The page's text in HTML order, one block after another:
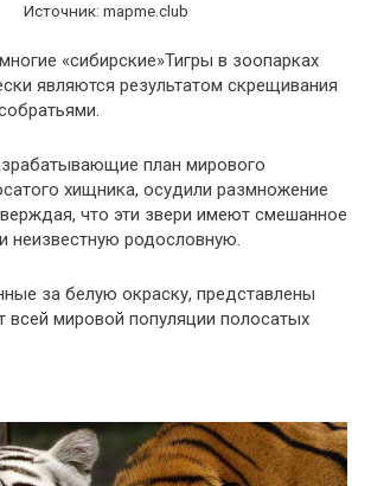
Источник: mapme.club
«сибирские»Тигры в зоопарках
являются результатом скрещивания
план мирового
хищника, осудили размножение
что эти звери имеют смешанное
неизвестную родословную.
за белую окраску, представлены
всей мировой популяции полосатых